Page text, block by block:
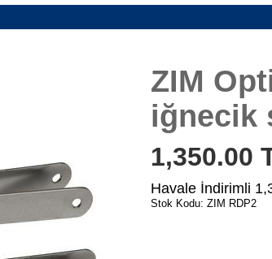
ZIM
iğnecik
1,350.00
Havale İndirimli
Stok Kodu: ZIM RDP2